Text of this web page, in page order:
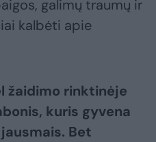
galimų traumų ir
kalbėti apie
žaidimo rinktinėje
kuris gyvena
Bet